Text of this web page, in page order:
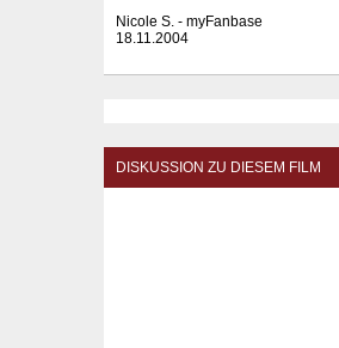
Nicole S. - myFanbase
18.11.2004
DISKUSSION ZU DIESEM FILM